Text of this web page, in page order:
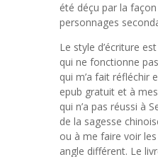
été déçu par la
personnages
Le style d’écriture
qui ne fonctionne
qui m’a fait réfléchir
epub gratuit et à
qui n’a pas réussi à
de la sagesse
ou à me faire voir
angle différent. Le